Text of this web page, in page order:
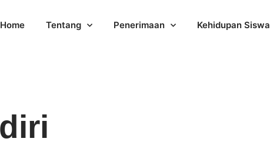
Home Tentang Penerimaan Kehidupan Siswa